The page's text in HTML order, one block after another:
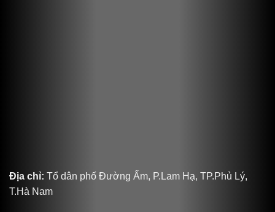
Địa chỉ: Tổ dân phố Đường Ấm, P.Lam Hạ, TP.Phủ Lý,
T.Hà Nam